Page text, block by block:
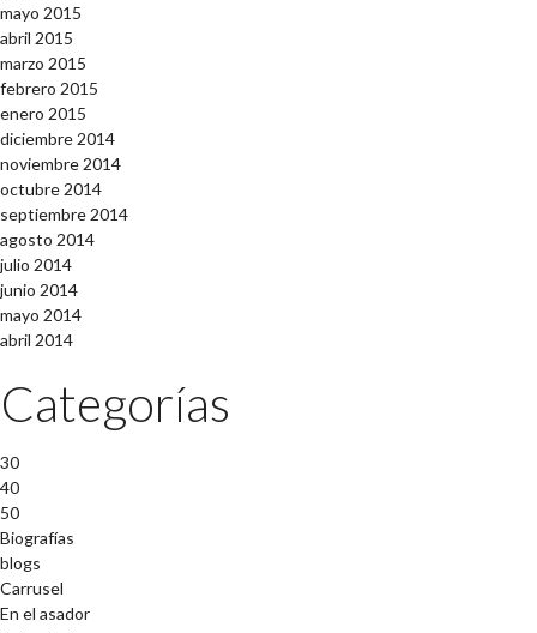
mayo 2015
abril 2015
marzo 2015
febrero 2015
enero 2015
diciembre 2014
noviembre 2014
octubre 2014
septiembre 2014
agosto 2014
julio 2014
junio 2014
mayo 2014
abril 2014
Categorías
30
40
50
Biografías
blogs
Carrusel
En el asador